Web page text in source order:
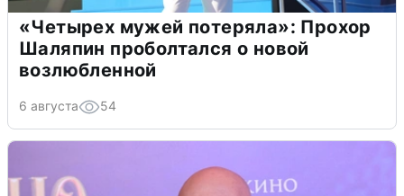
«Четырех мужей потеряла»: Прохор
Шаляпин проболтался о новой
возлюбленной
6 августа 54